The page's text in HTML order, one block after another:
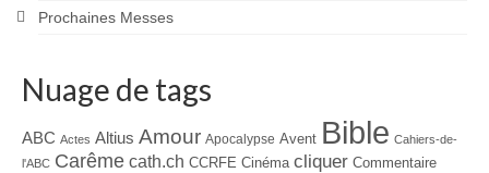
Prochaines Messes
Nuage de tags
ABC Actes Altius Amour Apocalypse Avent Bible Cahiers-de-
l'ABC Carême cath.ch CCRFE Cinéma cliquer Commentaire